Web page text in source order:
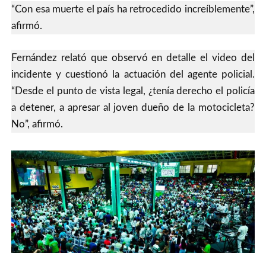
“Con esa muerte el país ha retrocedido increíblemente”,
afirmó.
Fernández relató que observó en detalle el video del
incidente y cuestionó la actuación del agente policial.
“Desde el punto de vista legal, ¿tenía derecho el policía
a detener, a apresar al joven dueño de la motocicleta?
No”, afirmó.